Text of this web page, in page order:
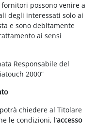
possono venire a
degli interessati solo ai
e sono debitamente
ai sensi
Responsabile del
2000”
chiedere al Titolare
le condizioni, l’accesso